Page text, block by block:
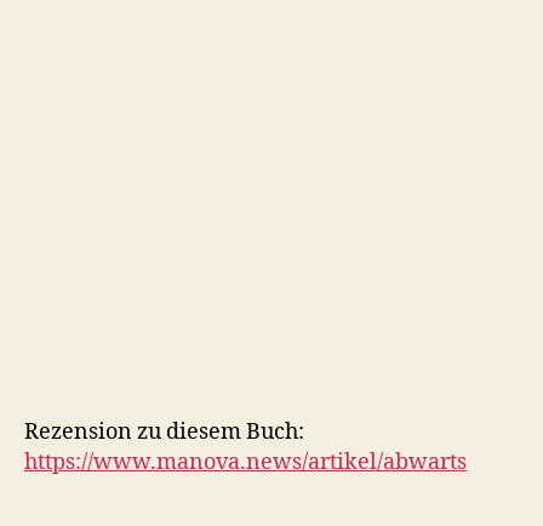
Rezension zu diesem Buch:
https://www.manova.news/artikel/abwarts